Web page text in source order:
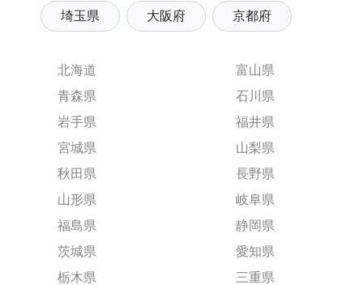
埼玉県 大阪府 京都府
北海道
青森県
岩手県
宮城県
秋田県
山形県
福島県
茨城県
栃木県
富山県
石川県
福井県
山梨県
長野県
岐阜県
静岡県
愛知県
三重県